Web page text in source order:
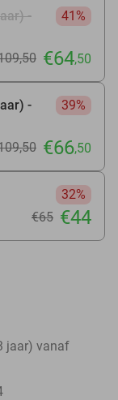
-
41%
,50 €64,50
-
39%
,50 €66,50
32%
€65 €44
jaar) vanaf